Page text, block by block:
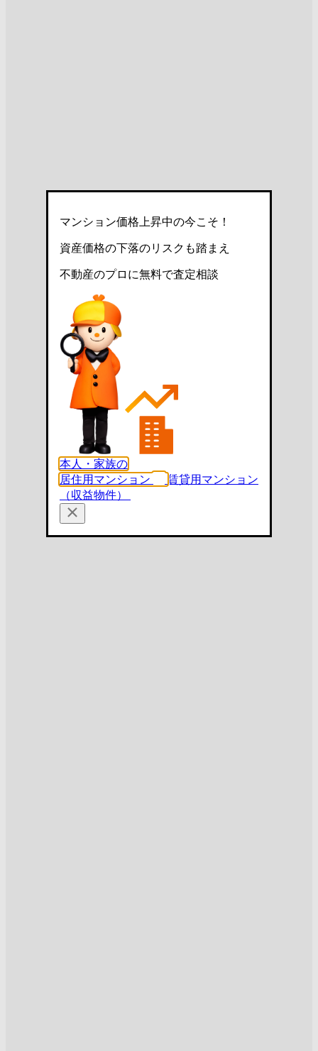
マンション価格上昇中の今こそ！
資産価格の下落のリスクも踏まえ
不動産のプロに無料で査定相談
本人・家族の
居住用マンション
賃貸用マンション
（収益物件）